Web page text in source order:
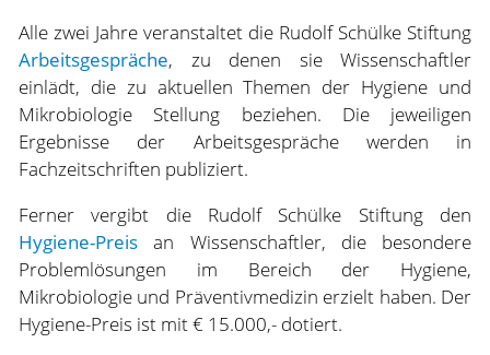
Alle zwei Jahre veranstaltet die Rudolf Schülke Stiftung
Arbeitsgespräche, zu denen sie Wissenschaftler
einlädt, die zu aktuellen Themen der Hygiene und
Mikrobiologie Stellung beziehen. Die jeweiligen
Ergebnisse der Arbeitsgespräche werden in
Fachzeitschriften publiziert.
Ferner vergibt die Rudolf Schülke Stiftung den
Hygiene-Preis an Wissenschaftler, die besondere
Problemlösungen im Bereich der Hygiene,
Mikrobiologie und Präventivmedizin erzielt haben. Der
Hygiene-Preis ist mit € 15.000,- dotiert.